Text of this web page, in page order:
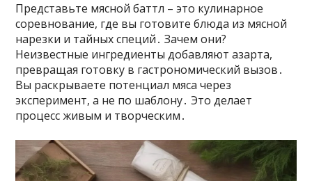
Представьте мясной баттл – это кулинарное
соревнование, где вы готовите блюда из мясной
нарезки и тайных специй․ Зачем они?
Неизвестные ингредиенты добавляют азарта,
превращая готовку в гастрономический вызов․
Вы раскрываете потенциал мяса через
эксперимент, а не по шаблону․ Это делает
процесс живым и творческим․